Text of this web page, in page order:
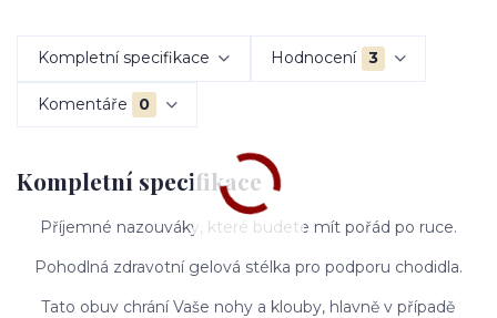
Kompletní specifikace Hodnocení 3
Komentáře 0
Kompletní specifikace
Příjemné nazouváky, které budete mít pořád po ruce.
Pohodlná zdravotní gelová stélka pro podporu chodidla.
Tato obuv chrání Vaše nohy a klouby, hlavně v případě